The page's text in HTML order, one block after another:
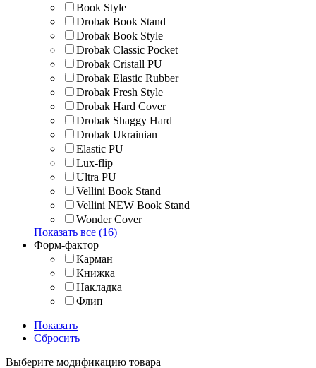
Book Style
Drobak Book Stand
Drobak Book Style
Drobak Classic Pocket
Drobak Cristall PU
Drobak Elastic Rubber
Drobak Fresh Style
Drobak Hard Cover
Drobak Shaggy Hard
Drobak Ukrainian
Elastic PU
Lux-flip
Ultra PU
Vellini Book Stand
Vellini NEW Book Stand
Wonder Cover
Показать все (16)
Форм-фактор
Карман
Книжка
Накладка
Флип
Показать
Сбросить
Выберите модификацию товара